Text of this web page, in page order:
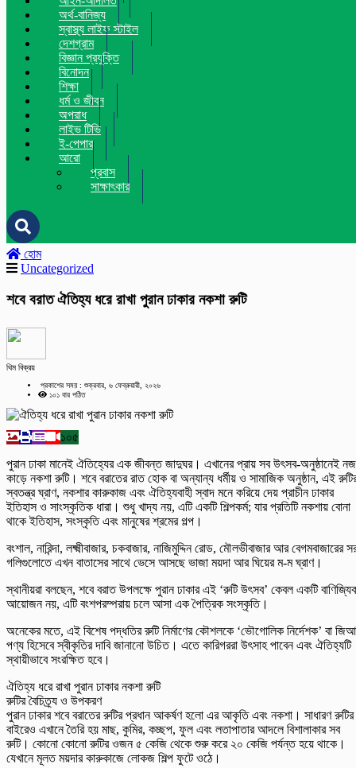
অর্থ-বানিজ্য
স্বাস্থ্য লাইফ স্টাইল
দেশগ্রাম
বিজ্ঞান প্রযুক্তি
বিনোদন
শিক্ষা
ধর্ম ও জীবন
অপরাধ
লাইভ টিভি
ই-পেপার
আরো
প্রবাস
সাক্ষাৎকার
হোম
Uncategorized
শবে বরাত ঐতিহ্য ধরে রাখা পুরান ঢাকার নকশা রুটি
থিম বিক্রয়
প্রকাশের সময় : শুক্রবার, ৬ ফেব্রুয়ারী, ২০২৬
১০১ বার পঠিত
১০৫
পুরান ঢাকা মানেই ঐতিহ্যের এক জীবন্ত জাদুঘর। এখানের প্রায় সব উৎসব-অনুষ্ঠানেই
কাড়ে নকশা রুটি। শবে বরাতের রাত হোক বা অন্যান্য ধর্মীয় ও সামাজিক অনুষ্ঠান, এই
স্বতন্ত্র ঘ্রাণ, নকশার কারুকাজ এবং ঐতিহ্যবাহী স্বাদ মনে করিয়ে দেয় প্রাচীন ঢাকার
ইতিহাস ও সাংস্কৃতিক ধারা। শুধু খাদ্য নয়, এটি একটি শিল্পকর্ম; যার প্রতিটি নকশায় বোনা
থাকে ইতিহাস, সংস্কৃতি এবং মানুষের শ্রমের গল্প।
বংশাল, নারিন্দা, লক্ষ্মীবাজার, চকবাজার, নাজিমুদ্দিন রোড, মৌলভীবাজার আর বেগমবাজারের
গলিগুলোতে এখন বাতাসের সাথে ভেসে আসছে ভাজা ময়দা আর ঘিয়ের ম-ম ঘ্রাণ।
স্থানীয়রা বলছেন, শবে বরাত উপলক্ষে পুরান ঢাকার এই ‘রুটি উৎসব’ কেবল একটি
আয়োজন নয়, এটি বংশপরম্পরায় চলে আসা এক পৈত্রিক সংস্কৃতি।
অনেকের মতে, এই বিশেষ পদ্ধতির রুটি নির্মাণের কৌশলকে ‘ভৌগোলিক নির্দেশক’ বা
পণ্য হিসেবে স্বীকৃতির দাবি জানানো উচিত। এতে কারিগররা উৎসাহ পাবেন এবং ঐতিহ্যটি
স্থায়ীভাবে সংরক্ষিত হবে।
ঐতিহ্য ধরে রাখা পুরান ঢাকার নকশা রুটি
রুটির বৈচিত্র্য ও উপকরণ
পুরান ঢাকার শবে বরাতের রুটির প্রধান আকর্ষণ হলো এর আকৃতি এবং নকশা। সাধারণ রুটির
বাইরেও এখানে তৈরি হয় মাছ, কুমির, কচ্ছপ, ফুল এবং লতাপাতার আদলে বিশালাকার সব
রুটি। কোনো কোনো রুটির ওজন ৫ কেজি থেকে শুরু করে ২০ কেজি পর্যন্ত হয়ে থাকে।
যেখানে মূলত ময়দার কারুকাজে লোকজ শিল্প ফুটে ওঠে।